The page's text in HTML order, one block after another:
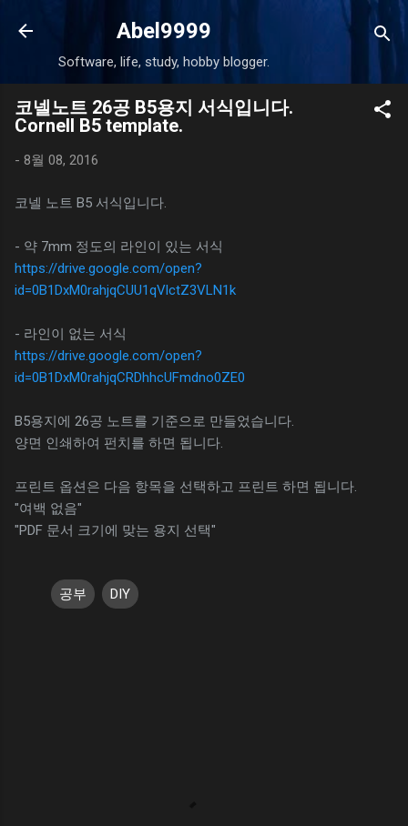
기본 콘텐츠로 건너뛰기
Abel9999
Software, life, study, hobby blogger.
코넬노트 26공 B5용지 서식입니다.
Cornell B5 template.
- 8월 08, 2016
코넬 노트 B5 서식입니다.
- 약 7mm 정도의 라인이 있는 서식
https://drive.google.com/open?
id=0B1DxM0rahjqCUU1qVlctZ3VLN1k
- 라인이 없는 서식
https://drive.google.com/open?
id=0B1DxM0rahjqCRDhhcUFmdno0ZE0
B5용지에 26공 노트를 기준으로 만들었습니다.
양면 인쇄하여 펀치를 하면 됩니다.
프린트 옵션은 다음 항목을 선택하고 프린트 하면 됩니다.
"여백 없음"
"PDF 문서 크기에 맞는 용지 선택"
공부 DIY